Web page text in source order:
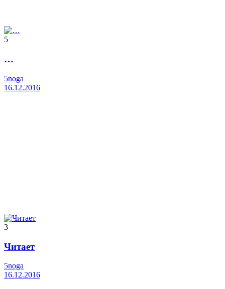
5
…
5noga
16.12.2016
3
Читает
5noga
16.12.2016